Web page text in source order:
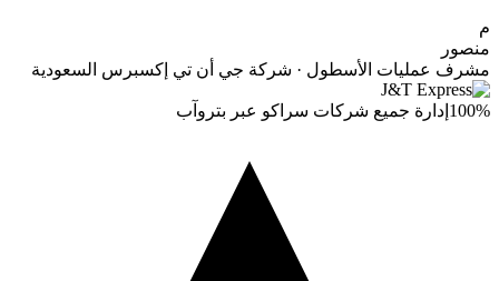
م
منصور
مشرف عمليات الأسطول · شركة جي أن تي إكسبرس السعودية
100% إدارة جميع شركات سراكو عبر بتروآب